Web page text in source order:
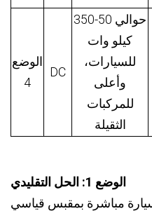
الوضع
4
DC
حوالي 50-350
كيلو وات
للسيارات،
وأعلى
للمركبات
الثقيلة
الوضع 1: الحل التقليدي
1 بربط السيارة مباشرة بمقبس قياسي